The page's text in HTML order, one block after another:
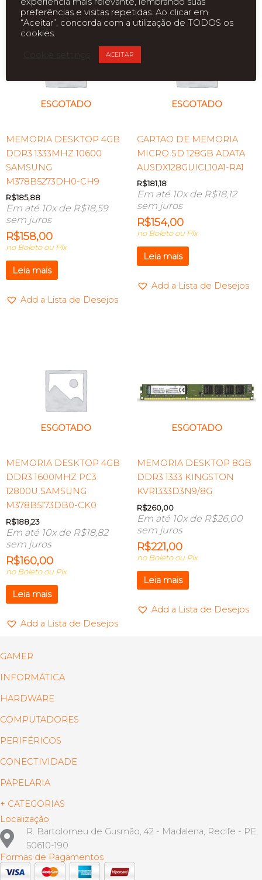
ESGOTADO
MEMORIA DESKTOP 4GB
DDR3 1333MHZ 10600
SAMSUNG
M378B5273DH0-CH9
R$185,88
Em até 10x de R$18,59
sem juros
R$158,00
no Boleto ou Pix
Leia mais
Add a Lista de Desejos
ESGOTADO
CARTAO DE MEMORIA
MICRO SD 128GB ADATA
AUSDX128GUICL10A1-RA1
R$181,18
Em até 10x de R$18,12
sem juros
R$154,00
no Boleto ou Pix
Leia mais
Add a Lista de Desejos
ESGOTADO
MEMORIA DESKTOP 4GB
DDR3 1600MHZ PC3
12800U SAMSUNG
M378B5173DB0-CK0
R$188,23
Em até 10x de R$18,82
sem juros
R$160,00
no Boleto ou Pix
Leia mais
Add a Lista de Desejos
ESGOTADO
MEMORIA DESKTOP 8GB
DDR3 1333 KINGSTON
KVR1333D3N9/8G
R$260,00
Em até 10x de R$26,00
sem juros
R$221,00
no Boleto ou Pix
Leia mais
Add a Lista de Desejos
GAMER
INFORMÁTICA
HARDWARE
COMPUTADORES
PERIFÉRICOS
CONECTIVIDADE
PAPELARIA
+ CATEGORIAS
Localização
R. Bartolomeu de Gusmão, 42 - Madalena, Recife - PE,
50610-190
Formas de Pagamentos
preferências e visitas repetidas. Ao clicar em
“Aceitar”, concorda com a utilização de TODOS os
cookies.
ACEITAR